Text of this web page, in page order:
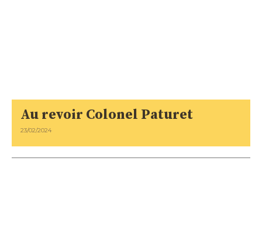
Au revoir Colonel Paturet
23/02/2024